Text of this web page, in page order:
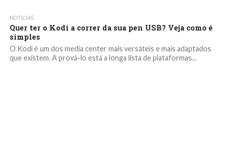
NOTICIAS
Quer ter o Kodi a correr da sua pen USB? Veja como é
simples
O Kodi é um dos media center mais versáteis e mais adaptados
que existem. A prová-lo está a longa lista de plataformas...